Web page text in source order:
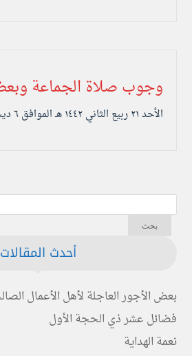
وجوب صلاة الجماعة
الأحد ۲۱ ربيع الثاني ۱٤٤۲ هـ الموافق ٦ ديسمبر ۲۰۲۰ مـ |
أحدث المقالات
بعض الأجور العاجلة لأهل الأعمال
فضائل عشر ذي الحجة الأول
نعمة الهداية